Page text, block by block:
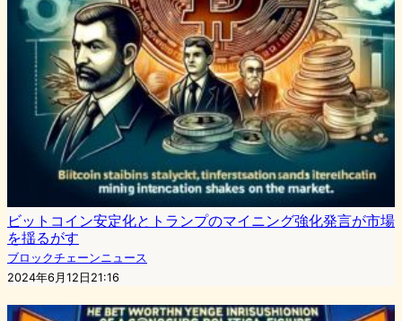
ビットコイン安定化とトランプのマイニング強化発言が市場
を揺るがす
ブロックチェーンニュース
2024年6月12日21:16